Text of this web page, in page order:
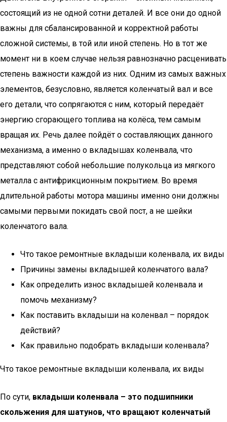
состоящий из не одной сотни деталей. И все они до одной
важны для сбалансированной и корректной работы
сложной системы, в той или иной степень. Но в тот же
момент ни в коем случае нельзя равнозначно расценивать
степень важности каждой из них. Одним из самых важных
элементов, безусловно, является коленчатый вал и все
его детали, что сопрягаются с ним, который передаёт
энергию сгорающего топлива на колёса, тем самым
вращая их. Речь далее пойдёт о составляющих данного
механизма, а именно о вкладышах коленвала, что
представляют собой небольшие полукольца из мягкого
металла с антифрикционным покрытием. Во время
длительной работы мотора машины именно они должны
самыми первыми покидать свой пост, а не шейки
коленчатого вала.
Что такое ремонтные вкладыши коленвала, их виды
Причины замены вкладышей коленчатого вала?
Как определить износ вкладышей коленвала и
помочь механизму?
Как поставить вкладыши на коленвал – порядок
действий?
Как правильно подобрать вкладыши коленвала?
Что такое ремонтные вкладыши коленвала, их виды
По сути, вкладыши коленвала – это подшипники
скольжения для шатунов, что вращают коленчатый